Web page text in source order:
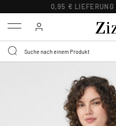
0,95 € LIEFERUNG
Menu